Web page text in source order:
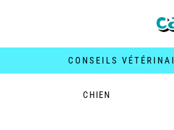
CONSEILS
CHIEN